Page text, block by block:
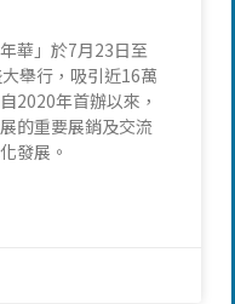
華」於7月23日至
舉行，吸引近16萬
2020年首辦以來，
的重要展銷及交流
發展。